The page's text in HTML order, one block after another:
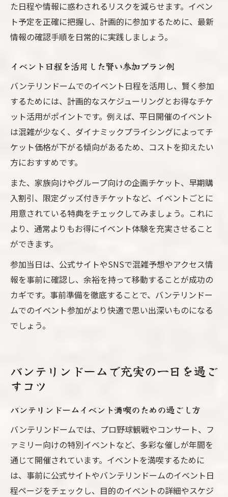
た日程や情報に惑わされるリスクを減らせます。イベン
ト予定を正確に把握し、計画的に参加するために、最新
情報の確認手順を日常的に実践しましょう。
イベント日程を活用した賢い参加プラン例
バンテリンドームでのイベント日程を活用し、賢く参加
するためには、計画的なスケジューリングとお得なチケ
ット活用がポイントです。例えば、平日開催のイベント
は混雑が少なく、ダイナミックプライシングによってチ
ケット価格が下がる傾向があるため、コストを抑えたい
方におすすめです。
また、家族向けやグループ向けの企画チケット、早期購
入割引、限定グッズ付きチケットなど、イベントごとに
用意されている特典をチェックしてみましょう。これに
より、通常よりもお得にイベント体験を充実させること
ができます。
参加当日は、公式サイトやSNSで混雑予想やアクセス情
報を事前に確認し、余裕を持って移動することが成功の
カギです。事前準備を徹底することで、バンテリンドー
ムでのイベント参加がより快適で思い出深いものになる
でしょう。
バンテリンドームで充実の一日を過ご
すコツ
バンテリンドームイベント満喫のための過ごし方
バンテリンドームでは、プロ野球観戦やコンサート、フ
ァミリー向けの特別イベントなど、多彩な催しが年間を
通じて開催されています。イベントを満喫するために
は、事前に公式サイトやバンテリンドームのイベント日
程ページをチェックし、目的のイベントの詳細やスケジ